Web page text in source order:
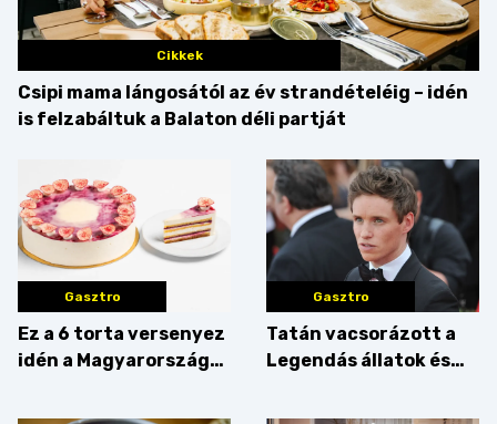
Cikkek
Csipi mama lángosától az év strandételéig – idén
is felzabáltuk a Balaton déli partját
Gasztro
Ez a 6 torta versenyez
idén a Magyarország
Gasztro
Tatán vacsorázott a
Legendás állatok és